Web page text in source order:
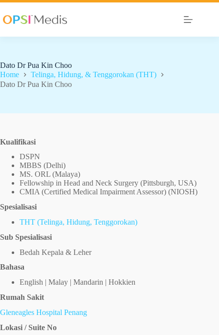
Dato Dr Pua Kin Choo
Home
Telinga, Hidung, & Tenggorokan (THT)
Dato Dr Pua Kin Choo
Kualifikasi
DSPN
MBBS (Delhi)
MS. ORL (Malaya)
Fellowship in Head and Neck Surgery (Pittsburgh, USA)
CMIA (Certified Medical Impairment Assessor) (NIOSH)
Spesialisasi
THT (Telinga, Hidung, Tenggorokan)
Sub Spesialisasi
Bedah Kepala & Leher
Bahasa
English | Malay | Mandarin | Hokkien
Rumah Sakit
Gleneagles Hospital Penang
Lokasi / Suite No